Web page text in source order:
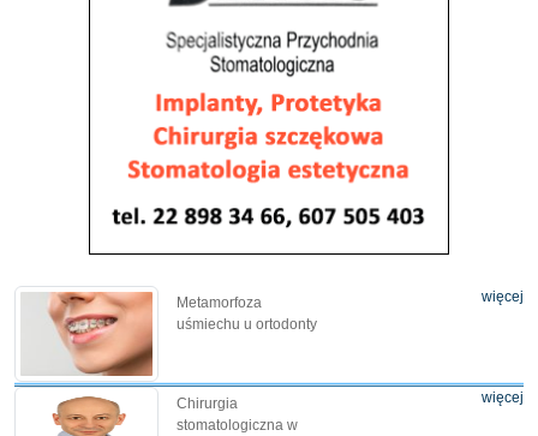
Metamorfoza
uśmiechu u ortodonty
więcej
Chirurgia
stomatologiczna w
więcej